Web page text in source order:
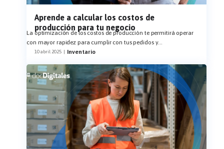
Aprende a calcular los costos de
producción para tu negocio
La optimización de los costos de producción te permitirá operar
con mayor rapidez para cumplir con tus pedidos y...
10 abril 2025 Inventario